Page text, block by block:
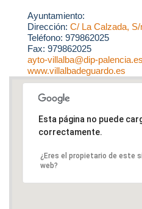
Ayuntamiento:
Dirección: C/ La Calzada, S/
Teléfono: 979862025
Fax: 979862025
ayto-villalba@dip-palencia.es
www.villalbadeguardo.es
Esta página no puede
correctamente.
¿Eres el propietario de este
web?